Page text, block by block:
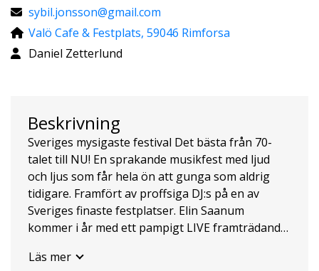
sybil.jonsson@gmail.com
Valö Cafe & Festplats, 59046 Rimforsa
Daniel Zetterlund
Beskrivning
Sveriges mysigaste festival Det bästa från 70-
talet till NU! En sprakande musikfest med ljud
och ljus som får hela ön att gunga som aldrig
tidigare. Framfört av proffsiga DJ:s på en av
Sveriges finaste festplatser. Elin Saanum
kommer i år med ett pampigt LIVE framträdande.
och höjer stämningen till skyarna. Serveringen är
Läs mer